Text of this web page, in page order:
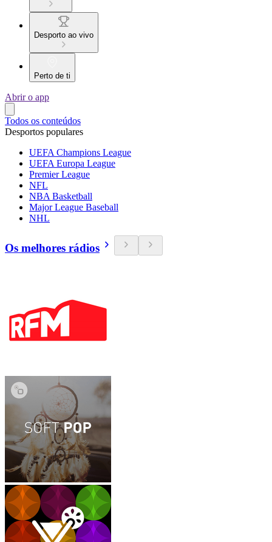
Desporto ao vivo
Perto de ti
Abrir o app
Todos os conteúdos
Desportos populares
UEFA Champions League
UEFA Europa League
Premier League
NFL
NBA Basketball
Major League Baseball
NHL
Os melhores rádios